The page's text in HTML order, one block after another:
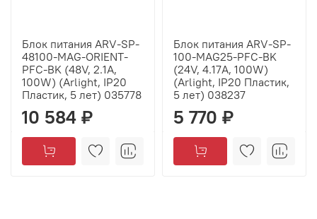
Блок питания ARV-SP-
48100-MAG-ORIENT-
PFC-BK (48V, 2.1A,
100W) (Arlight, IP20
Пластик, 5 лет) 035778
10 584 ₽
Блок питания ARV-SP-
100-MAG25-PFC-BK
(24V, 4.17A, 100W)
(Arlight, IP20 Пластик,
5 лет) 038237
5 770 ₽